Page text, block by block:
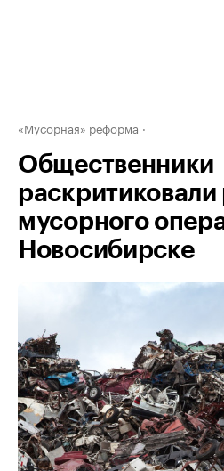
«Мусорная» реформа
Общественники
раскритиковали
мусорного
Новосибирске